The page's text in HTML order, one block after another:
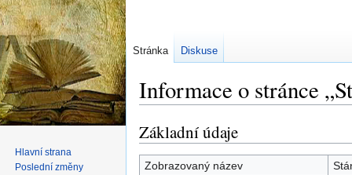
Informace o stránce
Skočit
na
navigaci
Skočit
na
vyhledávání
Základní údaje
Zobrazovaný název
Stránka Diskuse
Hlavní strana
Poslední změny